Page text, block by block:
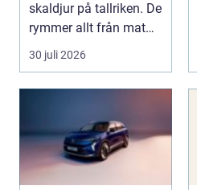
skaldjur på tallriken. De
rymmer allt från mat
och hälsa ti...
30 juli 2026